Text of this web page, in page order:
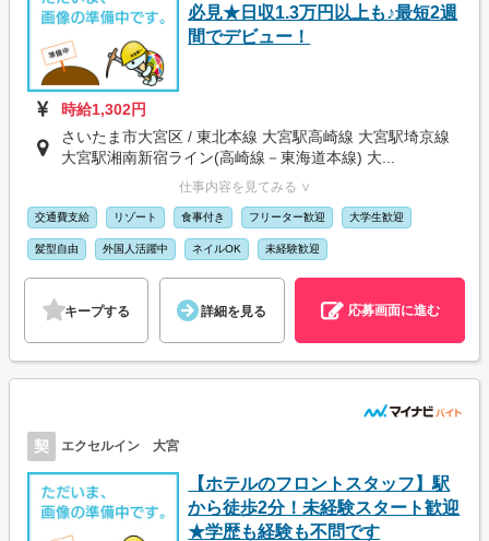
必見★日収1.3万円以上も♪最短2週
間でデビュー！
時給1,302円
さいたま市大宮区 / 東北本線 大宮駅高崎線 大宮駅埼京線
大宮駅湘南新宿ライン(高崎線－東海道本線) 大...
仕事内容を見てみる ∨
交通費支給 リゾート 食事付き フリーター歓迎 大学生歓迎
髪型自由 外国人活躍中 ネイルOK 未経験歓迎
キープする 詳細を見る 応募画面に進む
契 エクセルイン 大宮
【ホテルのフロントスタッフ】駅
から徒歩2分！未経験スタート歓迎
★学歴も経験も不問です